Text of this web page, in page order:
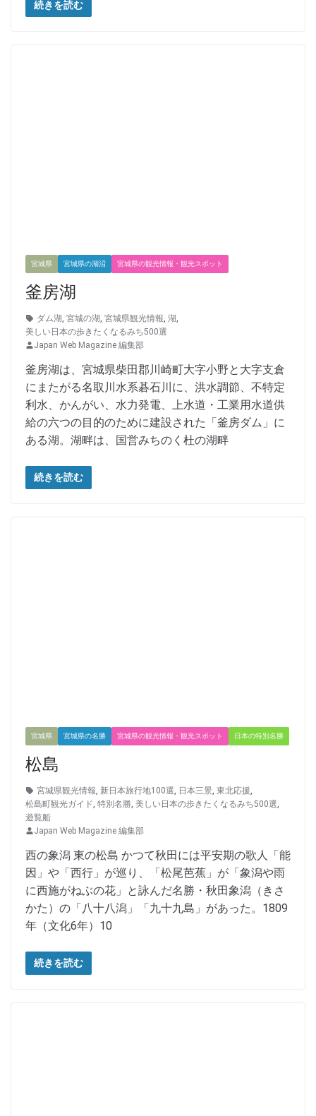
続きを読む
宮城県 宮城県の湖沼 宮城県の観光情報・観光スポット
釜房湖
ダム湖 宮城の湖 宮城県観光情報 湖
美しい日本の歩きたくなるみち500選
Japan Web Magazine 編集部
釜房湖は、宮城県柴田郡川崎町大字小野と大字支倉
にまたがる名取川水系碁石川に、洪水調節、不特定
利水、かんがい、水力発電、上水道・工業用水道供
給の六つの目的のために建設された「釜房ダム」に
ある湖。湖畔は、国営みちのく杜の湖畔
続きを読む
宮城県 宮城県の名勝 宮城県の観光情報・観光スポット 日本の特別名勝
松島
宮城県観光情報 新日本旅行地100選 日本三景 東北応援
松島町観光ガイド 特別名勝 美しい日本の歩きたくなるみち500選
遊覧船
Japan Web Magazine 編集部
西の象潟 東の松島 かつて秋田には平安期の歌人「能
因」や「西行」が巡り、「松尾芭蕉」が「象潟や雨
に西施がねぶの花」と詠んだ名勝・秋田象潟（きさ
かた）の「八十八潟」「九十九島」があった。1809
年（文化6年）10
続きを読む